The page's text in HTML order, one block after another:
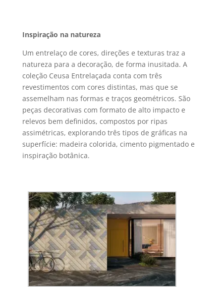
Inspiração na natureza
Um entrelaço de cores, direções e texturas traz a
natureza para a decoração, de forma inusitada. A
coleção Ceusa Entrelaçada conta com três
revestimentos com cores distintas, mas que se
assemelham nas formas e traços geométricos. São
peças decorativas com formato de alto impacto e
relevos bem definidos, compostos por ripas
assimétricas, explorando três tipos de gráficas na
superfície: madeira colorida, cimento pigmentado e
inspiração botânica.